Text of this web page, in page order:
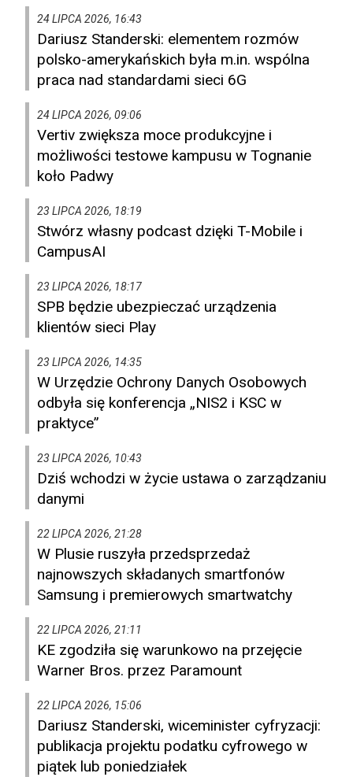
24 LIPCA 2026, 16:43
Dariusz Standerski: elementem rozmów
polsko-amerykańskich była m.in. wspólna
praca nad standardami sieci 6G
24 LIPCA 2026, 09:06
Vertiv zwiększa moce produkcyjne i
możliwości testowe kampusu w Tognanie
koło Padwy
23 LIPCA 2026, 18:19
Stwórz własny podcast dzięki T-Mobile i
CampusAI
23 LIPCA 2026, 18:17
SPB będzie ubezpieczać urządzenia
klientów sieci Play
23 LIPCA 2026, 14:35
W Urzędzie Ochrony Danych Osobowych
odbyła się konferencja „NIS2 i KSC w
praktyce”
23 LIPCA 2026, 10:43
Dziś wchodzi w życie ustawa o zarządzaniu
danymi
22 LIPCA 2026, 21:28
W Plusie ruszyła przedsprzedaż
najnowszych składanych smartfonów
Samsung i premierowych smartwatchy
22 LIPCA 2026, 21:11
KE zgodziła się warunkowo na przejęcie
Warner Bros. przez Paramount
22 LIPCA 2026, 15:06
Dariusz Standerski, wiceminister cyfryzacji:
publikacja projektu podatku cyfrowego w
piątek lub poniedziałek